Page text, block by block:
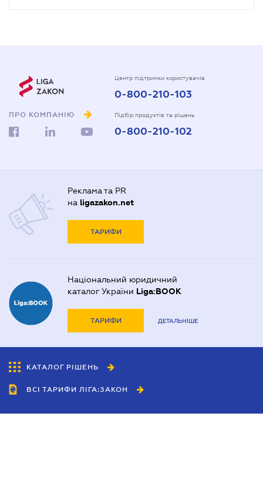
ПРО КОМПАНІЮ
Центр підтримки користувачів
0-800-210-103
Підбір продуктів та рішень
0-800-210-102
Реклама та PR
на ligazakon.net
ТАРИФИ
Національний юридичний
каталог України Liga:BOOK
ТАРИФИ ДЕТАЛЬНІШЕ
КАТАЛОГ РІШЕНЬ
ВСІ ТАРИФИ ЛІГА:ЗАКОН